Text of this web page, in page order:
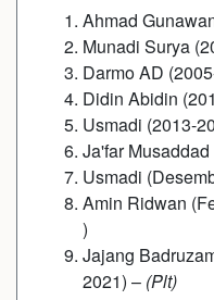
Ahmad
Munadi Surya
Darmo AD
Didin Abidin
Usmadi (2013-
Ja'far
Usmadi
Amin Ridwan
)
Jajang
2021) – (Plt)